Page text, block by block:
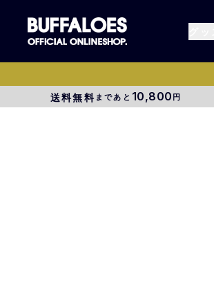
すべてのグッズ
送料無料まであと 10,800円